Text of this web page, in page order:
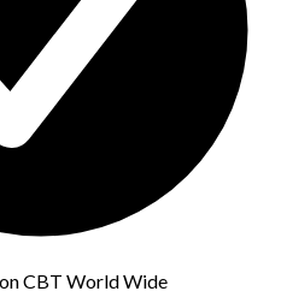
CBT World Wide